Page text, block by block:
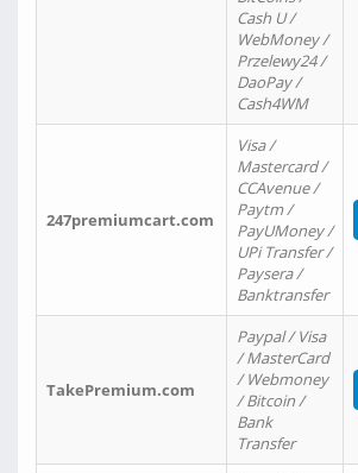
Cash U /
WebMoney /
Przelewy24 /
DaoPay /
Cash4WM
247premiumcart.com
Visa /
Mastercard /
CCAvenue /
Paytm /
PayUMoney /
UPi Transfer /
Paysera /
Banktransfer
TakePremium.com
Paypal / Visa
/ MasterCard
/ Webmoney
/ Bitcoin /
Bank
Transfer